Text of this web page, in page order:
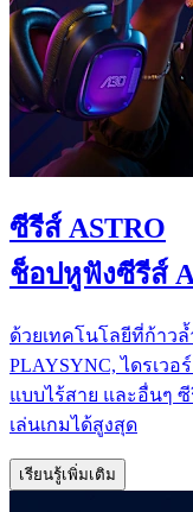
ซีรีส์ ASTRO
ช็อปหูฟังซีรีส์
ด้วยเทคโนโลยีที่ก้าว
PLAYSYNC, ไดรเวอ
แบบไร้สาย และอื่นๆ
เล่นเกมได้สูงสุด
เรียนรู้เพิ่มเติม